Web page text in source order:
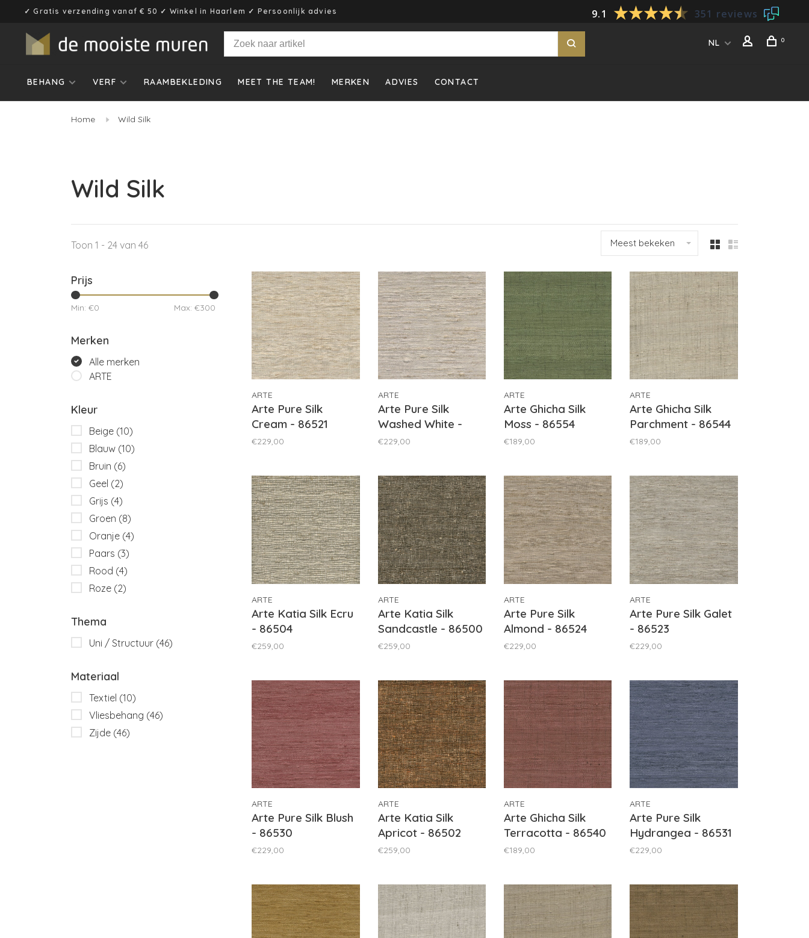
9.1 351 reviews
✓ Gratis verzending vanaf € 50 ✓ Winkel in Haarlem ✓ Persoonlijk advies
NL 0
BEHANG VERF RAAMBEKLEDING MEET THE TEAM! MERKEN ADVIES CONTACT
Home Wild Silk
Wild Silk
Toon 1 - 24 van 46 Meest bekeken
Prijs
Min: €0 Max: €300
Merken
Alle merken
ARTE
Kleur
Beige (10)
Blauw (10)
Bruin (6)
Geel (2)
Grijs (4)
Groen (8)
Oranje (4)
Paars (3)
Rood (4)
Roze (2)
Thema
Uni / Structuur (46)
Materiaal
Textiel (10)
Vliesbehang (46)
Zijde (46)
ARTE
Arte Pure Silk
Cream - 86521
€229,00
ARTE
Arte Pure Silk
Washed White -
86520
€229,00
ARTE
Arte Ghicha Silk
Moss - 86554
€189,00
ARTE
Arte Ghicha Silk
Parchment - 86544
€189,00
ARTE
Arte Katia Silk Ecru
- 86504
€259,00
ARTE
Arte Katia Silk
Sandcastle - 86500
€259,00
ARTE
Arte Pure Silk
Almond - 86524
€229,00
ARTE
Arte Pure Silk Galet
- 86523
€229,00
ARTE
Arte Pure Silk Blush
- 86530
€229,00
ARTE
Arte Katia Silk
Apricot - 86502
€259,00
ARTE
Arte Ghicha Silk
Terracotta - 86540
€189,00
ARTE
Arte Pure Silk
Hydrangea - 86531
€229,00